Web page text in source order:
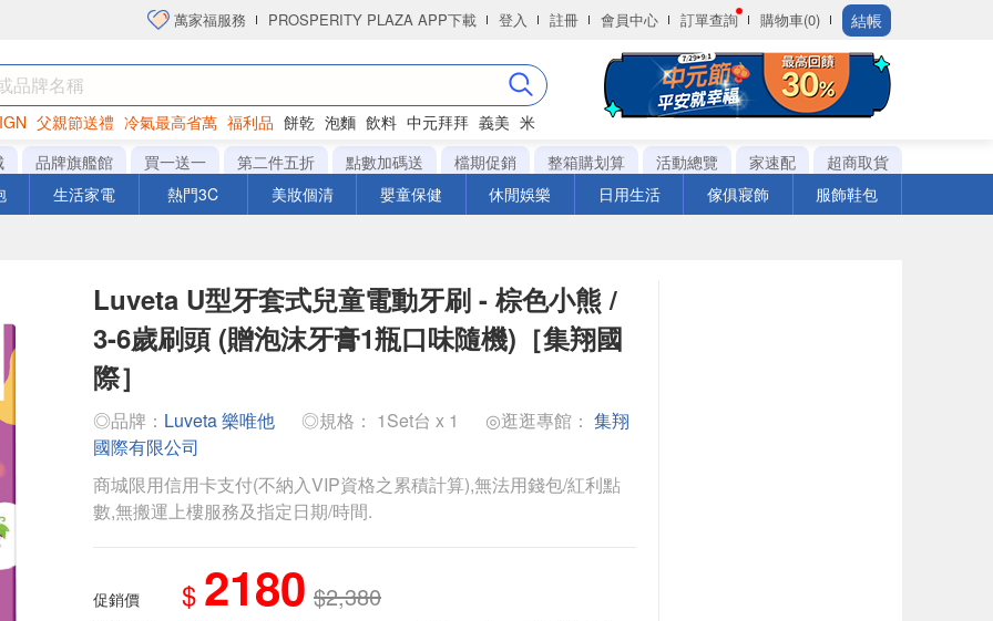
萬家福服務 PROSPERITY PLAZA APP下載 登入 註冊 會員中心 訂單查詢 購物車(0) 結帳
父親節送禮 冷氣最高省萬 福利品 餅乾 泡麵 飲料 中元拜拜 義美 米
洋芋片
品牌旗艦館 買一送一 第二件五折 點數加碼送 檔期促銷 整箱購划算 活動總覽 家速配
超商取貨
生活家電 熱門3C 美妝個清 嬰童保健 休閒娛樂 日用生活 傢俱寢飾 服飾鞋包
Luveta U型牙套式兒童電動牙刷 - 棕色小熊 /
3-6歲刷頭 (贈泡沫牙膏1瓶口味隨機)［集翔國
際］
◎品牌： Luveta 樂唯他 ◎規格： 1Set台 x 1 ◎逛逛專館： 集翔
國際有限公司
商城限用信用卡支付(不納入VIP資格之累積計算),無法用錢包/紅利點
數,無搬運上樓服務及指定日期/時間.
促銷價 $ 2180 $2,380